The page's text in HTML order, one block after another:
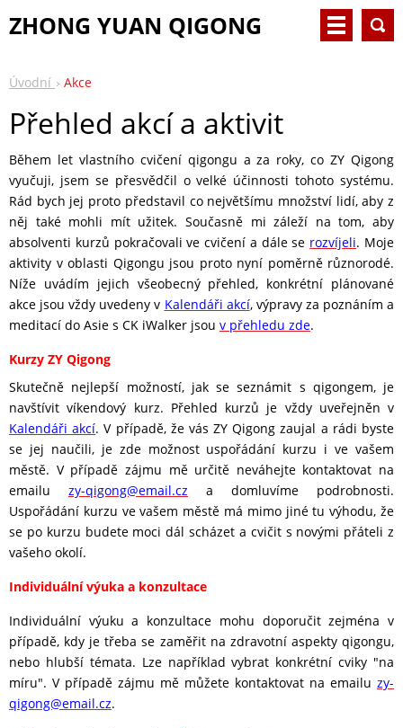
ZHONG YUAN QIGONG
Úvodní Akce
Přehled akcí a aktivit
Během let vlastního cvičení qigongu a za roky, co ZY Qigong
vyučuji, jsem se přesvědčil o velké účinnosti tohoto systému.
Rád bych jej proto představil co největšímu množství lidí, aby z
něj také mohli mít užitek. Současně mi záleží na tom, aby
absolventi kurzů pokračovali ve cvičení a dále se rozvíjeli. Moje
aktivity v oblasti Qigongu jsou proto nyní poměrně různorodé.
Níže uvádím jejich všeobecný přehled, konkrétní plánované
akce jsou vždy uvedeny v Kalendáři akcí, výpravy za poznáním a
meditací do Asie s CK iWalker jsou v přehledu zde.
Kurzy ZY Qigong
Skutečně nejlepší možností, jak se seznámit s qigongem, je
navštívit víkendový kurz. Přehled kurzů je vždy uveřejněn v
Kalendáři akcí. V případě, že vás ZY Qigong zaujal a rádi byste
se jej naučili, je zde možnost uspořádání kurzu i ve vašem
městě. V případě zájmu mě určitě neváhejte kontaktovat na
emailu zy-qigong@email.cz a domluvíme podrobnosti.
Uspořádání kurzu ve vašem městě má mimo jiné tu výhodu, že
se po kurzu budete moci dál scházet a cvičit s novými přáteli z
vašeho okolí.
Individuální výuka a konzultace
Individuální výuku a konzultace mohu doporučit zejména v
případě, kdy je třeba se zaměřit na zdravotní aspekty qigongu,
nebo hlubší témata. Lze například vybrat konkrétní cviky "na
míru". V případě zájmu mě můžete kontaktovat na emailu zy-
qigong@email.cz.